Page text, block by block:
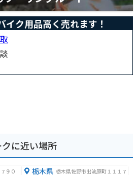
イク用品高く売れます！
に近い場所
９０ 栃木県 栃木県佐野市出流原町１１１７